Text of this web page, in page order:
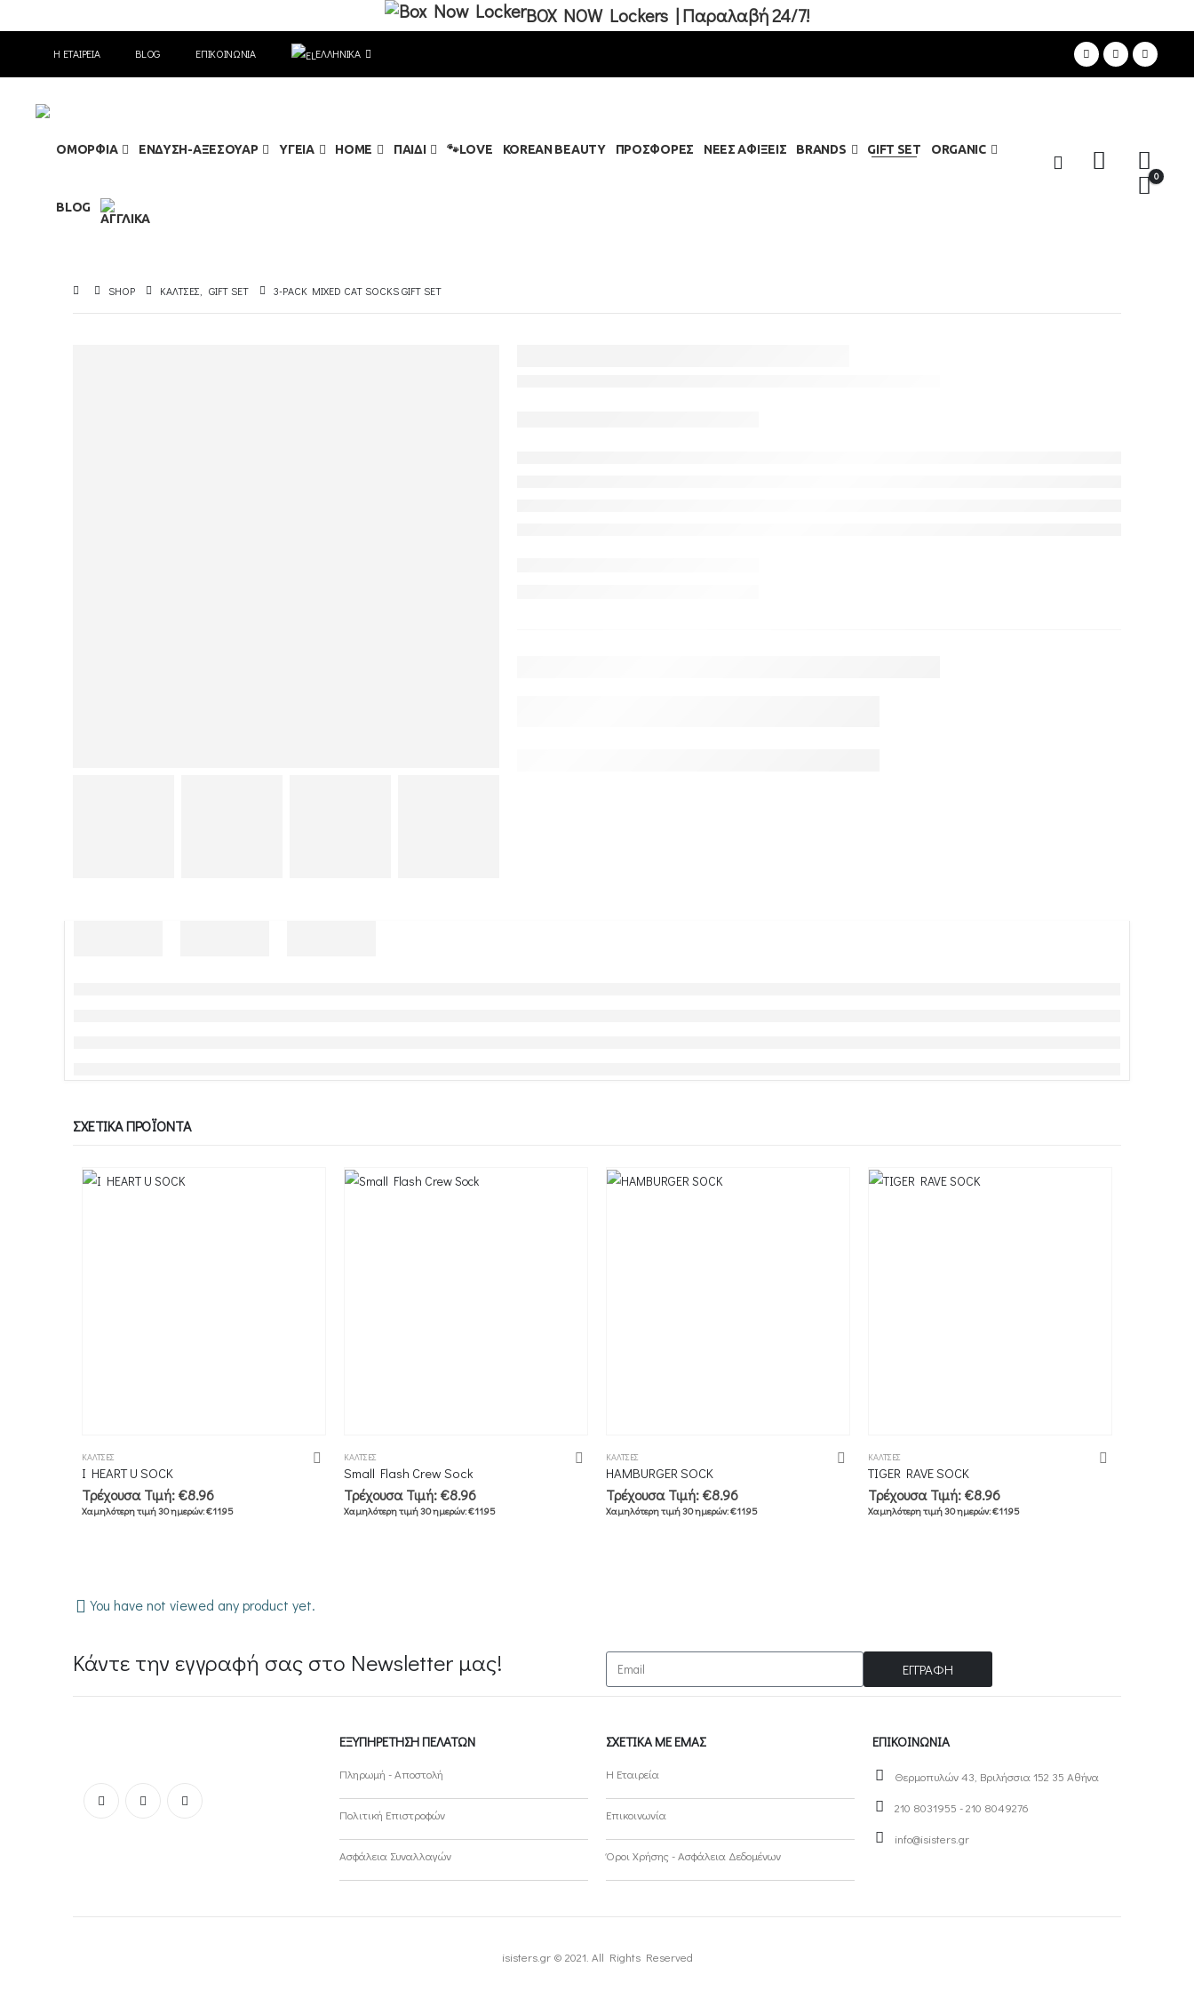
BOX NOW Lockers | Παραλαβή 24/7!
Η ΕΤΑΙΡΕΊΑ BLOG ΕΠΙΚΟΙΝΩΝΊΑ ΕΛΛΗΝΙΚΆ
ΟΜΟΡΦΙΑ ΕΝΔΥΣΗ-ΑΞΕΣΟΥΑΡ ΥΓΕΙΑ HOME ΠΑΙΔΊ 🐾LOVE KOREAN BEAUTY ΠΡΟΣΦΟΡΕΣ ΝΕΕΣ ΑΦΙΞΕΙΣ BRANDS GIFT SET ORGANIC
BLOG
0
SHOP ΚΑΛΤΣΕΣ GIFT SET 3-PACK MIXED CAT SOCKS GIFT SET
ΣΧΕΤΙΚΆ ΠΡΟΪΌΝΤΑ
ΚΑΛΤΣΕΣ
I HEART U SOCK
Τρέχουσα Τιμή:€8.96
Χαμηλότερη τιμή 30 ημερών:€11.95
ΚΑΛΤΣΕΣ
Small Flash Crew Sock
Τρέχουσα Τιμή:€8.96
Χαμηλότερη τιμή 30 ημερών:€11.95
ΚΑΛΤΣΕΣ
HAMBURGER SOCK
Τρέχουσα Τιμή:€8.96
Χαμηλότερη τιμή 30 ημερών:€11.95
ΚΑΛΤΣΕΣ
TIGER RAVE SOCK
Τρέχουσα Τιμή:€8.96
Χαμηλότερη τιμή 30 ημερών:€11.95
You have not viewed any product yet.
Κάντε την εγγραφή σας στο Newsletter μας! ΕΓΓΡΑΦΗ
ΕΞΥΠΗΡΈΤΗΣΗ ΠΕΛΑΤΏΝ
Πληρωμή - Αποστολή
Πολιτική Επιστροφών
Ασφάλεια Συναλλαγών
ΣΧΕΤΙΚΆ ΜΕ ΕΜΆΣ
Η Εταιρεία
Επικοινωνία
Όροι Χρήσης - Ασφάλεια Δεδομένων
ΕΠΙΚΟΙΝΩΝΊΑ
Θερμοπυλών 43, Βριλήσσια 152 35 Αθήνα
210 8031955 - 210 8049276
info@isisters.gr
isisters.gr © 2021. All Rights Reserved